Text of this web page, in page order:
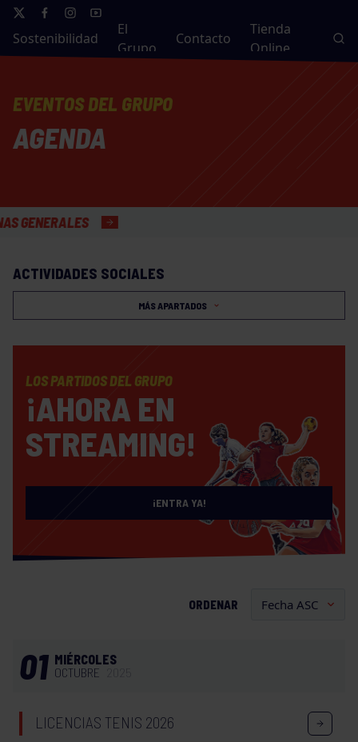
Sostenibilidad
El
Grupo
Contacto
Tienda
Online
EVENTOS DEL GRUPO
AGENDA
ACTIVIDADES SOCIALES
MÁS APARTADOS
LOS PARTIDOS DEL GRUPO
¡AHORA EN
STREAMING!
¡ENTRA YA!
ORDENAR
01 MIÉRCOLES
OCTUBRE
LICENCIAS TENIS 2026